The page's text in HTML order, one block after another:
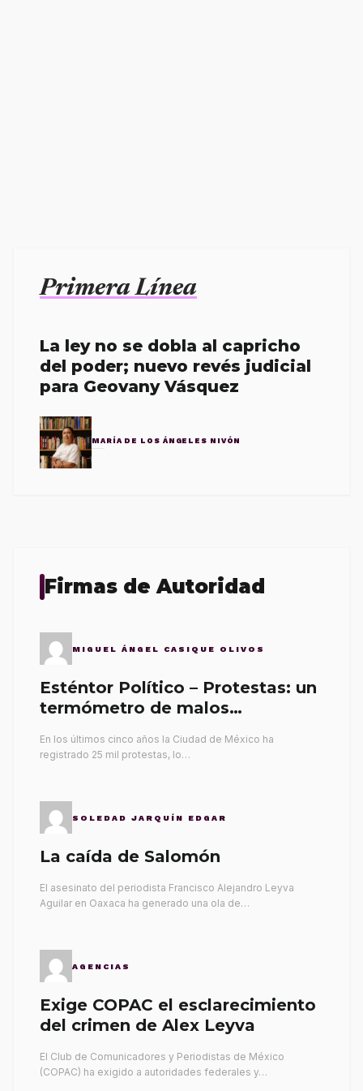
Primera Línea
La ley no se dobla al capricho
del poder; nuevo revés judicial
para Geovany Vásquez
MARÍA DE LOS ÁNGELES NIVÓN
Firmas de Autoridad
MIGUEL ÁNGEL CASIQUE OLIVOS
Esténtor Político – Protestas: un
termómetro de malos
En los últimos cinco años la Ciudad de México ha
registrado 25 mil protestas, lo…
SOLEDAD JARQUÍN EDGAR
La caída de Salomón
El asesinato del periodista Francisco Alejandro Leyva
Aguilar en Oaxaca ha generado una ola de…
AGENCIAS
Exige COPAC el esclarecimiento
del crimen de Alex Leyva
El Club de Comunicadores y Periodistas de México
(COPAC) ha exigido a autoridades federales y…